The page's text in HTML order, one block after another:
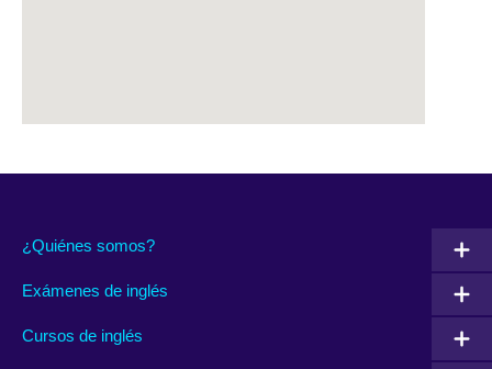
¿Quiénes somos?
Exámenes de inglés
Cursos de inglés